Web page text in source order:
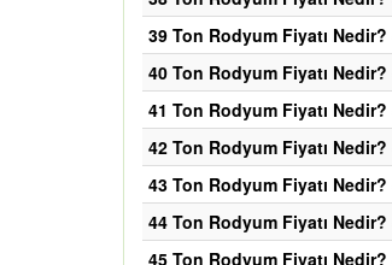
39 Ton Rodyum Fiyatı Nedir?
40 Ton Rodyum Fiyatı Nedir?
41 Ton Rodyum Fiyatı Nedir?
42 Ton Rodyum Fiyatı Nedir?
43 Ton Rodyum Fiyatı Nedir?
44 Ton Rodyum Fiyatı Nedir?
45 Ton Rodyum Fiyatı Nedir?